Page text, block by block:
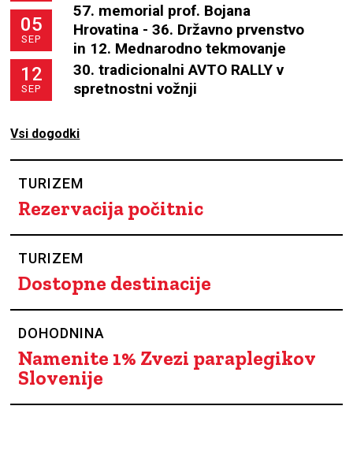
05
SEP
57. memorial prof. Bojana
Hrovatina - 36. Državno prvenstvo
in 12. Mednarodno tekmovanje
12
SEP
30. tradicionalni AVTO RALLY v
spretnostni vožnji
Vsi dogodki
TURIZEM
Rezervacija počitnic
TURIZEM
Dostopne destinacije
DOHODNINA
Namenite 1% Zvezi paraplegikov
Slovenije